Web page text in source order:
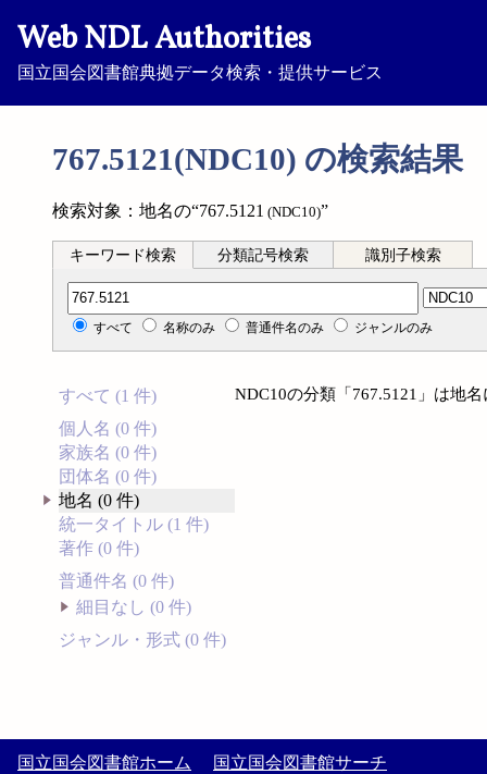
Web NDL Authorities
国立国会図書館典拠データ検索・提供サービス
767.5121(NDC10) の検索結果
検索対象：地名の“767.5121 (NDC10)”
キーワード検索 分類記号検索 識別子検索
分類記号検索
すべて 名称のみ 普通件名のみ ジャンルのみ
すべて (1 件)
個人名 (0 件)
家族名 (0 件)
団体名 (0 件)
地名 (0 件)
統一タイトル (1 件)
著作 (0 件)
普通件名 (0 件)
細目なし (0 件)
ジャンル・形式 (0 件)
NDC10の分類「767.5121」は地
国立国会図書館ホーム 国立国会図書館サーチ